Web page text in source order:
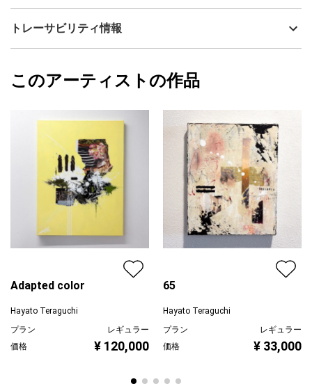
ミクストメディア
カラー
ホワイト
抽象画
配送目安
二週間以内
物質を細かく分けていくと、最後にはとても小さな粒に行き着
その振動がどんな振動かによって、何の物質として存在するのか
が決まります。
同じだと考え、自分の個性として振動を表現しました。
Hayato Teraguchi
フォローする
トレーサビリティ情報
Hayato Teraguchi
このアーティストの作品
Adapted color
Hayato Teraguchi
プラン
レギュラー
価格
¥ 120,000
65
Hayato Teraguchi
プラン
レギュラー
価格
¥ 33,000